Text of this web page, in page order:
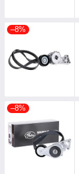
–8%
–8%